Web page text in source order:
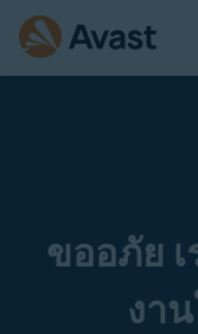
ขออภัย
งา